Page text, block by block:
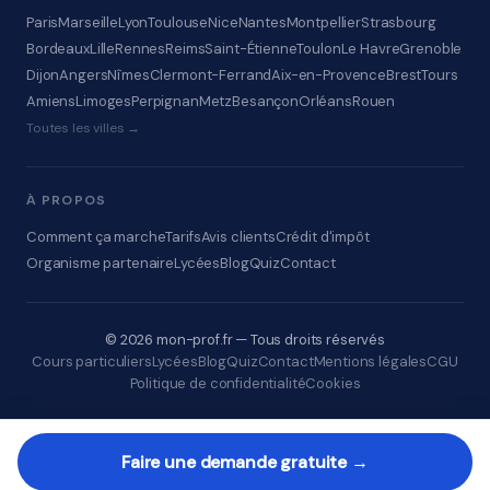
Faire une demande gratuite →
ParisMarseilleLyonToulouseNiceNantesMontpellierStrasbourg
BordeauxLilleRennesReimsSaint-ÉtienneToulonLe HavreGrenoble
DijonAngersNîmesClermont-FerrandAix-en-ProvenceBrestTours
AmiensLimogesPerpignanMetzBesançonOrléansRouen
Toutes les villes →
À PROPOS
Comment ça marcheTarifsAvis clientsCrédit d'impôt
Organisme partenaireLycéesBlogQuizContact
© 2026 mon-prof.fr — Tous droits réservés
Cours particuliersLycéesBlogQuizContactMentions légalesCGU
Politique de confidentialitéCookies